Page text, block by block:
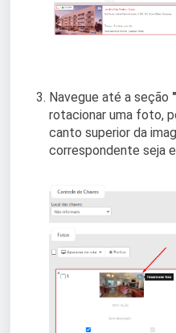
Navegue até a seção
rotacionar uma foto,
canto superior da
correspondente seja